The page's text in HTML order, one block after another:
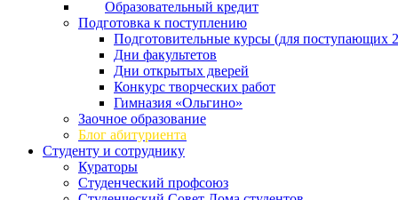
Образовательный кредит
Подготовка к поступлению
Подготовительные курсы (для поступающих
Дни факультетов
Дни открытых дверей
Конкурс творческих работ
Гимназия «Ольгино»
Заочное образование
Блог абитуриента
Студенту и сотруднику
Кураторы
Студенческий профсоюз